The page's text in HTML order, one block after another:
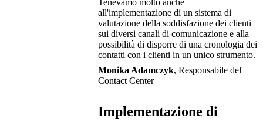
all'implementazione di un sistema di
valutazione della soddisfazione dei clienti
sui diversi canali di comunicazione e alla
possibilità di disporre di una cronologia dei
contatti con i clienti in un unico strumento.
Monika Adamczyk, Responsabile del
Contact Center
Implementazione di